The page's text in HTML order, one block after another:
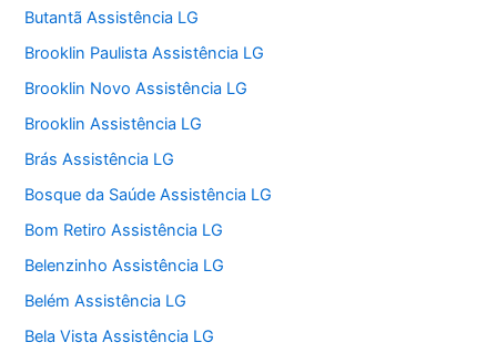
Butantã Assistência LG
Brooklin Paulista Assistência LG
Brooklin Novo Assistência LG
Brooklin Assistência LG
Brás Assistência LG
Bosque da Saúde Assistência LG
Bom Retiro Assistência LG
Belenzinho Assistência LG
Belém Assistência LG
Bela Vista Assistência LG